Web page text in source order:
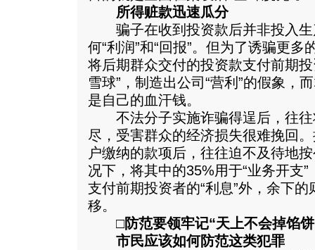
所得赃款迅速瓜分
骗子在收到投资款后并非投入生
何“利润”和“回报”。但为了诱骗更
将后期群众交付的投资款支付前期投
雪球”，制造出公司“营利”的假象，
是自己的血汗钱。
不法分子实施诈骗得逞后，往往
尽，受害群众的经济损失很难挽回
户缴纳的款项后，往往迫不及待地
况下，将其中的35%用于“业务开支
支付前期投资者的“利息”外，余下
移。
□防范要领牢记“天上不会掉馅
市民应该如何防范这类犯罪